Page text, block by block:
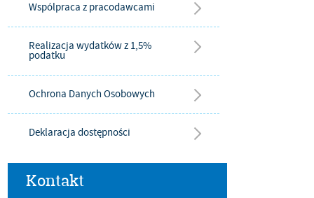
Wspólpraca z pracodawcami
Realizacja wydatków z 1,5%
podatku
Ochrona Danych Osobowych
Deklaracja dostępności
Kontakt